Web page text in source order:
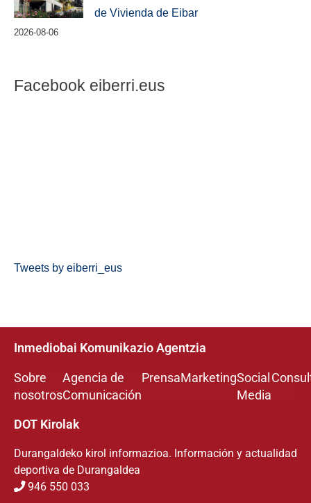
de Vivienda de Eibar
2026-08-06
Facebook eiberri.eus
Tweets by eiberri_eus
Inmediobai Komunikazio Agentzia
Sobre
nosotros
Agencia de
Comunicación
PrensaMarketingSocial
Media
DOT Kirolak
Durangaldeko kirol informazioa. Información y actualidad
deportiva de Durangaldea
946 550 033